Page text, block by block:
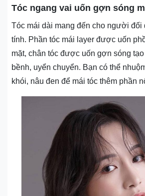
Tóc ngang vai uốn gợn sóng
Tóc mái dài mang đến cho người đối
tính. Phần tóc mái layer được uốn
mặt, chân tóc được uốn gợn sóng
bềnh, uyển chuyển. Bạn có thể
khói, nâu đen để mái tóc thêm phần